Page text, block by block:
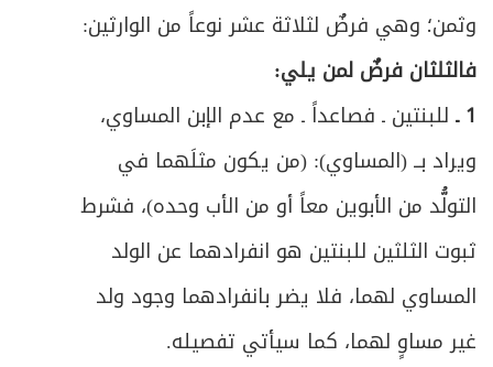
وثمن؛ وهي فرضٌ لثلاثة عشر نوعاً من الوارثين:
فالثلثان فرضٌ لمن يلي:
1 ـ للبنتين ـ فصاعداً ـ مع عدم الإبن المساوي،
ويراد بــ (المساوي): (من يكون مثلَهما في
التولُّد من الأبوين معاً أو من الأب وحده)، فشرط
ثبوت الثلثين للبنتين هو انفرادهما عن الولد
المساوي لهما، فلا يضر بانفرادهما وجود ولد
غير مساوٍ لهما، كما سيأتي تفصيله.